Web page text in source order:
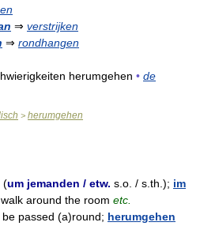
⇒ verstrijken
⇒ rondhangen
herumgehen • de
> herumgehen
(um jemanden / etw. s.o. / s.th.); im
walk around the room etc.
be passed (a)round; herumgehen